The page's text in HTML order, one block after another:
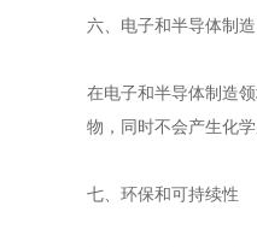
六、电子和半导体制造
在电子和半导体制造
物，同时不会产生化
七、环保和可持续性